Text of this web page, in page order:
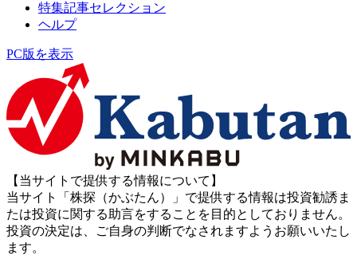
特集記事セレクション
ヘルプ
PC版を表示
【当サイトで提供する情報について】
当サイト「株探（かぶたん）」で提供する情報は投資勧誘ま
たは投資に関する助言をすることを目的としておりません。
投資の決定は、ご自身の判断でなされますようお願いいたし
ます。